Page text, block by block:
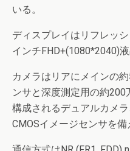
いる。
ディスプレイはリフレッ
インチFHD+(1080*2040)液
カメラはリアにメインの
ンサと深度測定用の約200
構成されるデュアルカメ
CMOSイメージセンサを備